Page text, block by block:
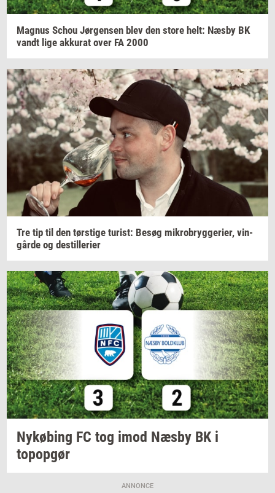
Magnus Schou Jør­gen­sen blev den store helt: Næsby BK
vandt lige ak­ku­rat over FA 2000
Tre tip til den tørsti­ge turist: Besøg mi­kro­bryg­ge­ri­er, vin­
går­de og destil­le­ri­er
Ny­kø­bing FC tog imod Næsby BK i
topop­gør
ANNONCE